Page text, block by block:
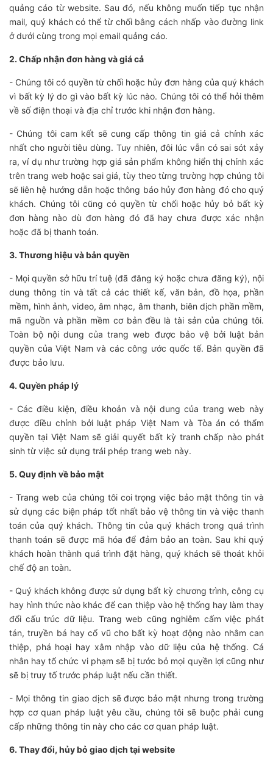
quảng cáo từ website. Sau đó, nếu không muốn tiếp tục nhận
mail, quý khách có thể từ chối bằng cách nhấp vào đường link
ở dưới cùng trong mọi email quảng cáo.
2. Chấp nhận đơn hàng và giá cả
- Chúng tôi có quyền từ chối hoặc hủy đơn hàng của quý khách
vì bất kỳ lý do gì vào bất kỳ lúc nào. Chúng tôi có thể hỏi thêm
về số điện thoại và địa chỉ trước khi nhận đơn hàng.
- Chúng tôi cam kết sẽ cung cấp thông tin giá cả chính xác
nhất cho người tiêu dùng. Tuy nhiên, đôi lúc vẫn có sai sót xảy
ra, ví dụ như trường hợp giá sản phẩm không hiển thị chính xác
trên trang web hoặc sai giá, tùy theo từng trường hợp chúng tôi
sẽ liên hệ hướng dẫn hoặc thông báo hủy đơn hàng đó cho quý
khách. Chúng tôi cũng có quyền từ chối hoặc hủy bỏ bất kỳ
đơn hàng nào dù đơn hàng đó đã hay chưa được xác nhận
hoặc đã bị thanh toán.
3. Thương hiệu và bản quyền
- Mọi quyền sở hữu trí tuệ (đã đăng ký hoặc chưa đăng ký), nội
dung thông tin và tất cả các thiết kế, văn bản, đồ họa, phần
mềm, hình ảnh, video, âm nhạc, âm thanh, biên dịch phần mềm,
mã nguồn và phần mềm cơ bản đều là tài sản của chúng tôi.
Toàn bộ nội dung của trang web được bảo vệ bởi luật bản
quyền của Việt Nam và các công ước quốc tế. Bản quyền đã
được bảo lưu.
4. Quyền pháp lý
- Các điều kiện, điều khoản và nội dung của trang web này
được điều chỉnh bởi luật pháp Việt Nam và Tòa án có thẩm
quyền tại Việt Nam sẽ giải quyết bất kỳ tranh chấp nào phát
sinh từ việc sử dụng trái phép trang web này.
5. Quy định về bảo mật
- Trang web của chúng tôi coi trọng việc bảo mật thông tin và
sử dụng các biện pháp tốt nhất bảo vệ thông tin và việc thanh
toán của quý khách. Thông tin của quý khách trong quá trình
thanh toán sẽ được mã hóa để đảm bảo an toàn. Sau khi quý
khách hoàn thành quá trình đặt hàng, quý khách sẽ thoát khỏi
chế độ an toàn.
- Quý khách không được sử dụng bất kỳ chương trình, công cụ
hay hình thức nào khác để can thiệp vào hệ thống hay làm thay
đổi cấu trúc dữ liệu. Trang web cũng nghiêm cấm việc phát
tán, truyền bá hay cổ vũ cho bất kỳ hoạt động nào nhằm can
thiệp, phá hoại hay xâm nhập vào dữ liệu của hệ thống. Cá
nhân hay tổ chức vi phạm sẽ bị tước bỏ mọi quyền lợi cũng như
sẽ bị truy tố trước pháp luật nếu cần thiết.
- Mọi thông tin giao dịch sẽ được bảo mật nhưng trong trường
hợp cơ quan pháp luật yêu cầu, chúng tôi sẽ buộc phải cung
cấp những thông tin này cho các cơ quan pháp luật.
6. Thay đổi, hủy bỏ giao dịch tại website